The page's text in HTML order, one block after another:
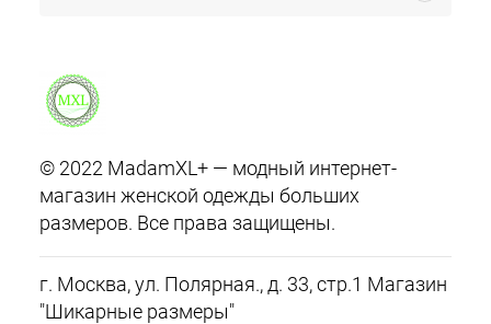
© 2022 MadamXL+ — модный интернет-
магазин женской одежды больших
размеров. Все права защищены.
г. Москва, ул. Полярная., д. 33, стр.1 Магазин
"Шикарные размеры"